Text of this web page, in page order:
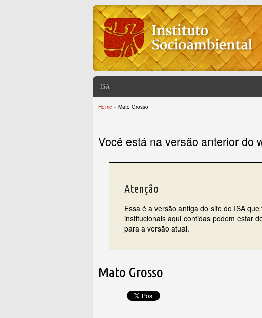
ISA
Home » Mato Grosso
Você está na versão anterior do
Atenção
Essa é a versão antiga do site do ISA
institucionais aqui contidas podem estar
para a versão atual.
Mato Grosso